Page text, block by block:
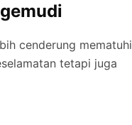
cenderung mematuhi
tetapi juga